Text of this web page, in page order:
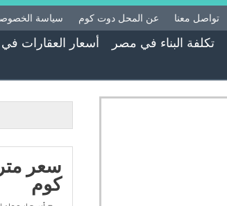
سياسة عن المحل دوت كوم تواصل معنا
أسعار العقارات
تكلفة البناء في مصر
سعر
كوم